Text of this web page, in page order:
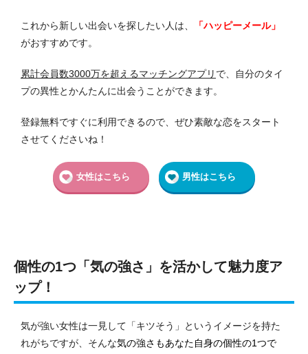
これから新しい出会いを探したい人は、 「ハッピーメール」
がおすすめです。
累計会員数3000万を超えるマッチングアプリ で、自分のタイ
プの異性とかんたんに出会うことができます。
登録無料ですぐに利用できるので、ぜひ素敵な恋をスタート
させてくださいね！
女性はこちら 男性はこちら
個性の1つ「気の強さ」を活かして魅力度ア
ップ！
気が強い女性は一見して「キツそう」というイメージを持た
れがちですが、そんな気の強さもあなた自身の個性の1つで